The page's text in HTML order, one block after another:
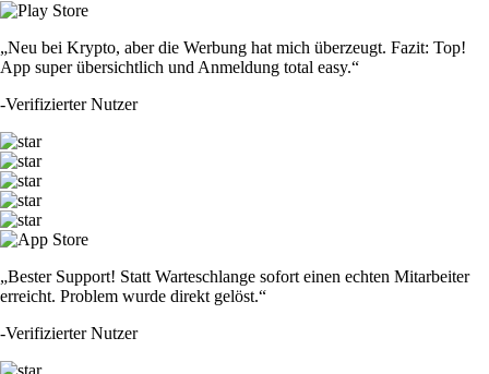
„Neu bei Krypto, aber die Werbung hat mich überzeugt. Fazit: Top!
App super übersichtlich und Anmeldung total easy.“
-Verifizierter Nutzer
„Bester Support! Statt Warteschlange sofort einen echten Mitarbeiter
erreicht. Problem wurde direkt gelöst.“
-Verifizierter Nutzer